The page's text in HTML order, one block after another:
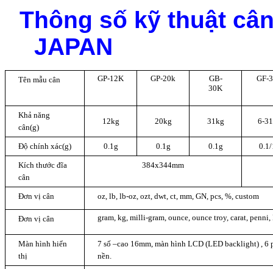
Thông số kỹ thuật
JAPAN
Tên mẫu cân GP-12K GP-20k
GB-
30K
GF-
Khả năng
cân(g)
12kg 20kg 31kg 6-
Độ chính xác(g) 0.1g 0.1g 0.1g
Kích thước đĩa
cân
384x344mm
Đơn vị cân oz, lb, lb-oz, ozt, dwt, ct, mm, GN, pcs, %, custom
Đơn vị cân gram, kg, milli-gram, ounce, ounce troy, carat,
Màn hình hiển
thị
7 số –cao 16mm, màn hình LCD (LED backlight) , 6
nền.